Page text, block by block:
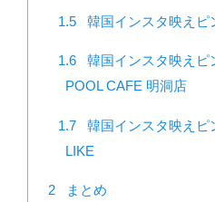
1.5 韓国インスタ映え
1.6
韓国インスタ映え
POOL CAFE 明洞店
1.7
韓国インスタ映え
LIKE
2 まとめ